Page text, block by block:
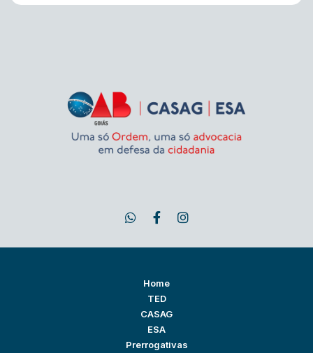
Home
TED
CASAG
ESA
Prerrogativas